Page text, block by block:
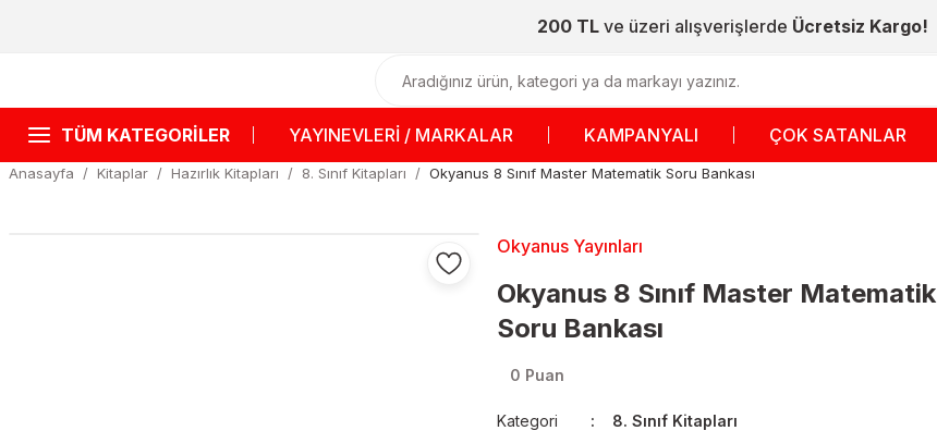
200 TLve üzeri alışverişlerde Ücretsiz Kargo!
TÜM KATEGORİLER YAYINEVLERİ / MARKALAR KAMPANYALI ÇOK SATANLAR
Anasayfa Kitaplar Hazırlık Kitapları 8. Sınıf Kitapları Okyanus 8 Sınıf Master Matematik Soru Bankası
Okyanus Yayınları
Okyanus 8 Sınıf Master Matematik
Soru Bankası
0 Puan
Kategori
8. Sınıf Kitapları